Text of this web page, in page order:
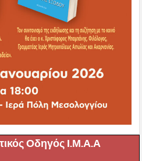
Οδηγός Ι.Μ.Α.Α